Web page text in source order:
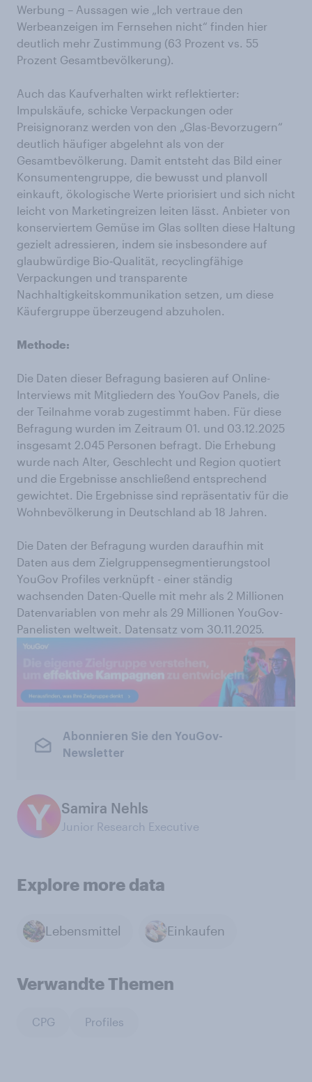
Werbung – Aussagen wie „Ich vertraue den
Werbeanzeigen im Fernsehen nicht“ finden hier
deutlich mehr Zustimmung (63 Prozent vs. 55
Prozent Gesamtbevölkerung).
Auch das Kaufverhalten wirkt reflektierter:
Impulskäufe, schicke Verpackungen oder
Preisignoranz werden von den „Glas-Bevorzugern“
deutlich häufiger abgelehnt als von der
Gesamtbevölkerung. Damit entsteht das Bild einer
Konsumentengruppe, die bewusst und planvoll
einkauft, ökologische Werte priorisiert und sich nicht
leicht von Marketingreizen leiten lässt. Anbieter von
konserviertem Gemüse im Glas sollten diese Haltung
gezielt adressieren, indem sie insbesondere auf
glaubwürdige Bio‑Qualität, recyclingfähige
Verpackungen und transparente
Nachhaltigkeitskommunikation setzen, um diese
Käufergruppe überzeugend abzuholen.
Methode:
Die Daten dieser Befragung basieren auf Online-
Interviews mit Mitgliedern des YouGov Panels, die
der Teilnahme vorab zugestimmt haben. Für diese
Befragung wurden im Zeitraum 01. und 03.12.2025
insgesamt 2.045 Personen befragt. Die Erhebung
wurde nach Alter, Geschlecht und Region quotiert
und die Ergebnisse anschließend entsprechend
gewichtet. Die Ergebnisse sind repräsentativ für die
Wohnbevölkerung in Deutschland ab 18 Jahren.
Die Daten der Befragung wurden daraufhin mit
Daten aus dem Zielgruppensegmentierungstool
YouGov Profiles verknüpft - einer ständig
wachsenden Daten-Quelle mit mehr als 2 Millionen
Datenvariablen von mehr als 29 Millionen YouGov-
Panelisten weltweit. Datensatz vom 30.11.2025.
Abonnieren Sie den YouGov-
Newsletter
Samira Nehls
Junior Research Executive
Explore more data
Lebensmittel Einkaufen
Verwandte Themen
CPG Profiles